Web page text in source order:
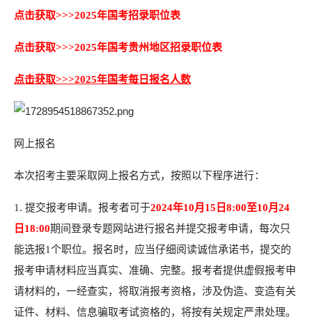
点击获取>>>2025年国考招录职位表
点击获取>>>2025年国考贵州地区招录职位表
点击获取>>>2025年国考每日报名人数
网上报名
本次招考主要采取网上报名方式，按照以下程序进行：
1. 提交报考申请。报考者可于2024年10月15日8:00至10月24
日18:00期间登录专题网站进行报名并提交报考申请，每次只
能选报1个职位。报名时，应当仔细阅读诚信承诺书，提交的
报考申请材料应当真实、准确、完整。报考者提供虚假报考申
请材料的，一经查实，将取消报考资格，涉及伪造、变造有关
证件、材料、信息骗取考试资格的，将按有关规定严肃处理。